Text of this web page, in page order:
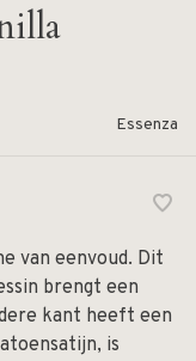
Essenza
van eenvoud. Dit
brengt een
kant heeft een
is